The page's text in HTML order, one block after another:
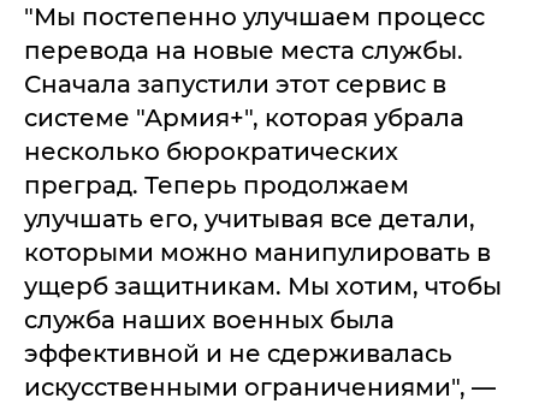
"Мы постепенно улучшаем процесс
перевода на новые места службы.
Сначала запустили этот сервис в
системе "Армия+", которая убрала
несколько бюрократических
преград. Теперь продолжаем
улучшать его, учитывая все детали,
которыми можно манипулировать в
ущерб защитникам. Мы хотим, чтобы
служба наших военных была
эффективной и не сдерживалась
искусственными ограничениями", —